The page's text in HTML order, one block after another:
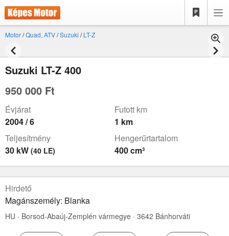
Motor/Quad, ATV/Suzuki /LT-Z
Suzuki LT-Z 400
950 000 Ft
Évjárat
2004 / 6
Futott km
1 km
Teljesítmény
30 kW (40 LE)
Hengerűrtartalom
400 cm³
Hirdető
Magánszemély: Blanka
HU · Borsod-Abaúj-Zemplén vármegye · 3642 Bánhorváti